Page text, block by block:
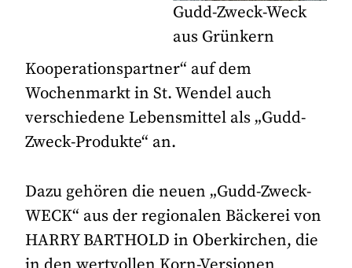
Gudd-Zweck-Weck
aus Grünkern
Kooperationspartner“ auf dem
Wochenmarkt in St. Wendel auch
verschiedene Lebensmittel als „Gudd-
Zweck-Produkte“ an.
Dazu gehören die neuen „Gudd-Zweck-
WECK“ aus der regionalen Bäckerei von
HARRY BARTHOLD in Oberkirchen, die